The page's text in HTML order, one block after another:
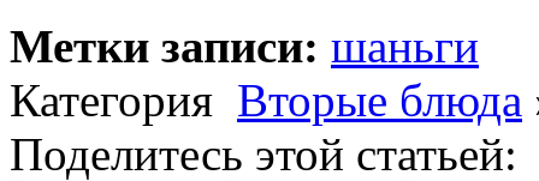
Метки записи: шаньги
Категория Вторые блюда
Поделитесь этой статьей: